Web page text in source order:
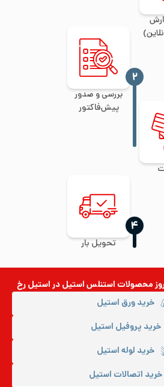
بررسی و صدور
پیش‌فاکتور
‍۲
تحویل بار
‍۴
محصولات استنلس استیلدر استیل رخ
خرید ورق استیل
خرید پروفیل استیل
خرید لوله استیل
خرید اتصالات استیل